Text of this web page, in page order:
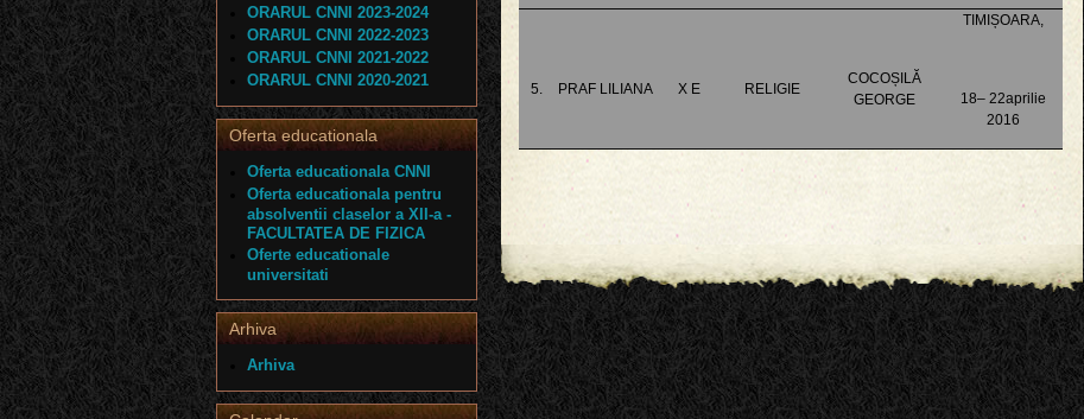
5. PRAF LILIANA X E RELIGIE
COCOȘILĂ
GEORGE
TIMIȘOARA,
18– 22aprilie
2016
ORARUL CNNI 2023-2024
ORARUL CNNI 2022-2023
ORARUL CNNI 2021-2022
ORARUL CNNI 2020-2021
Oferta educationala
Oferta educationala CNNI
Oferta educationala pentru
absolventii claselor a XII-a -
FACULTATEA DE FIZICA
Oferte educationale
universitati
Arhiva
Arhiva